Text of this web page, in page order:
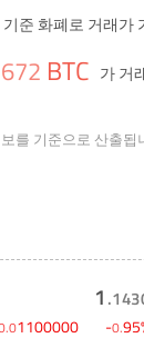
준 화폐로 거래가
BTC 가 거
를 기준으로 산출됩
1 .
.01100000 -0.95